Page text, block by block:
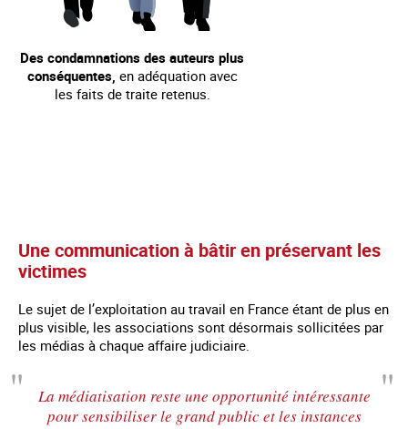
Des condamnations des auteurs plus
conséquentes, en adéquation avec
les faits de traite retenus.
Une communication à bâtir en préservant les
victimes
Le sujet de l’exploitation au travail en France étant de plus en
plus visible, les associations sont désormais sollicitées par
les médias à chaque affaire judiciaire.
La médiatisation reste une opportunité intéressante
pour sensibiliser le grand public et les instances